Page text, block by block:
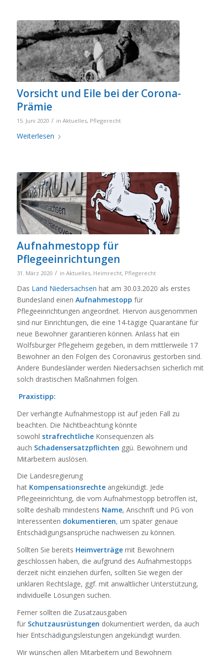
Vorsicht und Eile bei der Corona-
Prämie
15. Juni 2020 / in Aktuelles, Pflegerecht
Weiterlesen
Aufnahmestopp für
Pflegeeinrichtungen
31. März 2020 / in Aktuelles, Heimrecht, Pflegerecht
Das Land Niedersachsen hat am 30.03.2020 als erstes
Bundesland einen Aufnahmestopp für
Pflegeeinrichtungen angeordnet. Hiervon ausgenommen
sind nur Einrichtungen, die eine 14-tägige Quarantäne für
neue Bewohner garantieren können. Anlass hat ein
Wolfsburger Pflegeheim gegeben, in dem mittlerweile 17
Bewohner an den Folgen des Coronavirus gestorben sind.
Andere Bundesländer werden Niedersachsen sicherlich mit
solch drastischen Maßnahmen folgen.
Praxistipp:
Der verhängte Aufnahmestopp ist auf jeden Fall zu
beachten. Die Nichtbeachtung könnte
sowohl strafrechtliche Konsequenzen als
auch Schadensersatzpflichten ggü. Bewohnern und
Mitarbeitern auslösen.
Die Landesregierung
hat Kompensationsrechteangekündigt. Jede
Pflegeeinrichtung, die vom Aufnahmestopp betroffen ist,
sollte deshalb mindestens Name, Anschrift und PG von
Interessenten dokumentieren, um später genaue
Entschädigungsansprüche nachweisen zu können.
Sollten Sie bereits Heimverträge mit Bewohnern
geschlossen haben, die aufgrund des Aufnahmestopps
derzeit nicht einziehen dürfen, sollten Sie wegen der
unklaren Rechtslage, ggf. mit anwaltlicher Unterstützung,
individuelle Lösungen suchen.
Ferner sollten die Zusatzausgaben
für Schutzausrüstungen dokumentiert werden, da auch
hier Entschädigungsleistungen angekündigt wurden.
Wir wünschen allen Mitarbeitern und Bewohnern